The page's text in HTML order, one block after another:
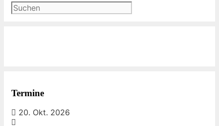
Suchen
Termine
20. Okt. 2026